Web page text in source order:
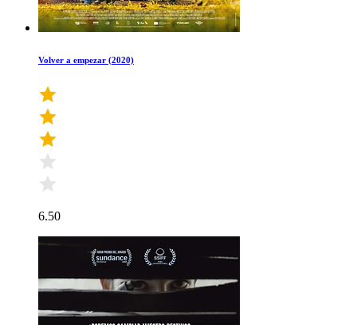
Volver a empezar (2020)
6.50